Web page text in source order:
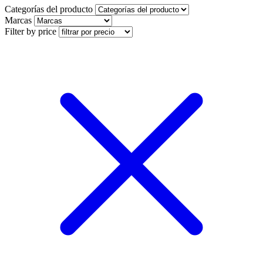
Categorías del producto
Marcas
Filter by price